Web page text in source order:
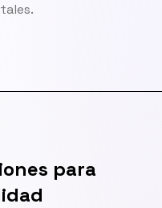
para